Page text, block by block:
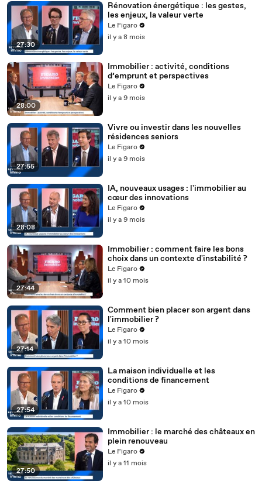
27:30
Rénovation énergétique : les gestes,
les enjeux, la valeur verte
Le Figaro
il y a 8 mois
28:00
Immobilier : activité, conditions
d’emprunt et perspectives
Le Figaro
il y a 9 mois
27:55
Vivre ou investir dans les nouvelles
résidences seniors
Le Figaro
il y a 9 mois
28:08
IA, nouveaux usages : l'immobilier au
cœur des innovations
Le Figaro
il y a 9 mois
27:44
Immobilier : comment faire les bons
choix dans un contexte d'instabilité ?
Le Figaro
il y a 10 mois
27:14
Comment bien placer son argent dans
l'immobilier ?
Le Figaro
il y a 10 mois
27:54
La maison individuelle et les
conditions de financement
Le Figaro
il y a 10 mois
27:50
Immobilier : le marché des châteaux en
plein renouveau
Le Figaro
il y a 11 mois